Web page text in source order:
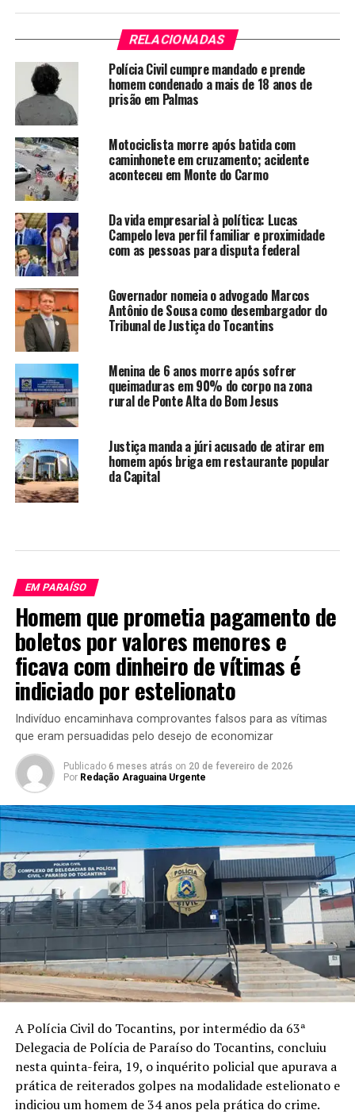
RELACIONADAS
Polícia Civil cumpre mandado e prende
homem condenado a mais de 18 anos de
prisão em Palmas
Motociclista morre após batida com
caminhonete em cruzamento; acidente
aconteceu em Monte do Carmo
Da vida empresarial à política: Lucas
Campelo leva perfil familiar e proximidade
com as pessoas para disputa federal
Governador nomeia o advogado Marcos
Antônio de Sousa como desembargador do
Tribunal de Justiça do Tocantins
Menina de 6 anos morre após sofrer
queimaduras em 90% do corpo na zona
rural de Ponte Alta do Bom Jesus
Justiça manda a júri acusado de atirar em
homem após briga em restaurante popular
da Capital
EM PARAÍSO
Homem que prometia pagamento de
boletos por valores menores e
ficava com dinheiro de vítimas é
indiciado por estelionato
Indivíduo encaminhava comprovantes falsos para as vítimas
que eram persuadidas pelo desejo de economizar
Publicado 6 meses atrás on 20 de fevereiro de 2026
Por Redação Araguaina Urgente
A Polícia Civil do Tocantins, por intermédio da 63ª
Delegacia de Polícia de Paraíso do Tocantins, concluiu
nesta quinta-feira, 19, o inquérito policial que apurava a
prática de reiterados golpes na modalidade estelionato e
indiciou um homem de 34 anos pela prática do crime.